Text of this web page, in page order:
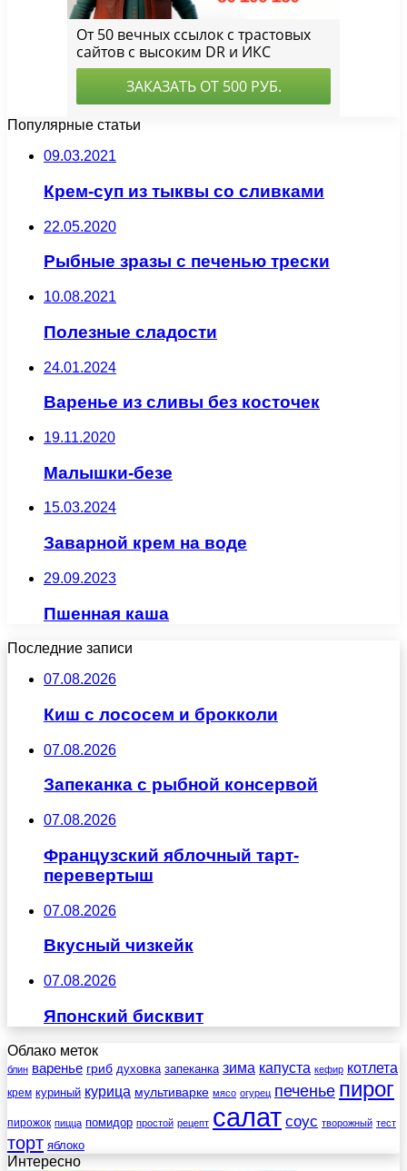
Популярные статьи
09.03.2021
Крем-суп из тыквы со сливками
22.05.2020
Рыбные зразы с печенью трески
10.08.2021
Полезные сладости
24.01.2024
Варенье из сливы без косточек
19.11.2020
Малышки-безе
15.03.2024
Заварной крем на воде
29.09.2023
Пшенная каша
Последние записи
07.08.2026
Киш с лососем и брокколи
07.08.2026
Запеканка с рыбной консервой
07.08.2026
Французский яблочный тарт-
перевертыш
07.08.2026
Вкусный чизкейк
07.08.2026
Японский бисквит
Облако меток
блин варенье гриб духовка запеканка зима капуста кефир котлета
крем куриный курица мультиварке мясо огурец печенье пирог
пирожок пицца помидор простой рецепт салат соус творожный тест
торт яблоко
Интересно